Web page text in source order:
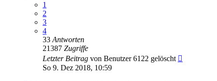
1
2
3
4
33 Antworten
21387 Zugriffe
Letzter Beitrag von Benutzer 6122 gelöscht
So 9. Dez 2018, 10:59